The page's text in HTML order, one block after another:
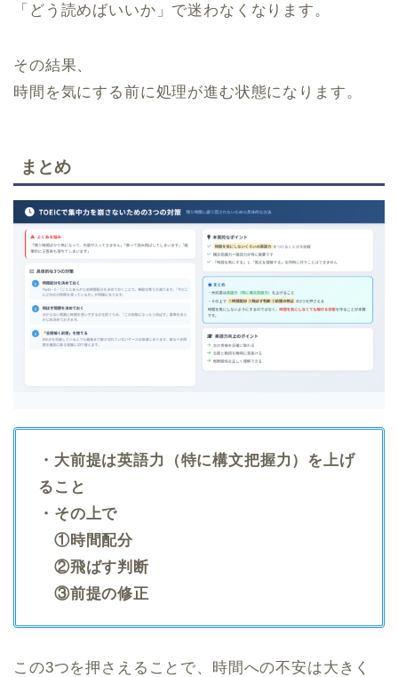
「どう読めばいいか」で迷わなくなります。
その結果、
時間を気にする前に処理が進む状態になります。
まとめ
・大前提は英語力（特に構文把握力）を上げ
ること
・その上で
①時間配分
②飛ばす判断
③前提の修正
この3つを押さえることで、時間への不安は大きく